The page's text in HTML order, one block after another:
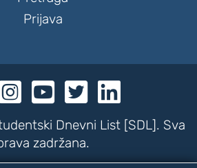
Prijava
   
Dnevni List [SDL]. Sva
zadržana.